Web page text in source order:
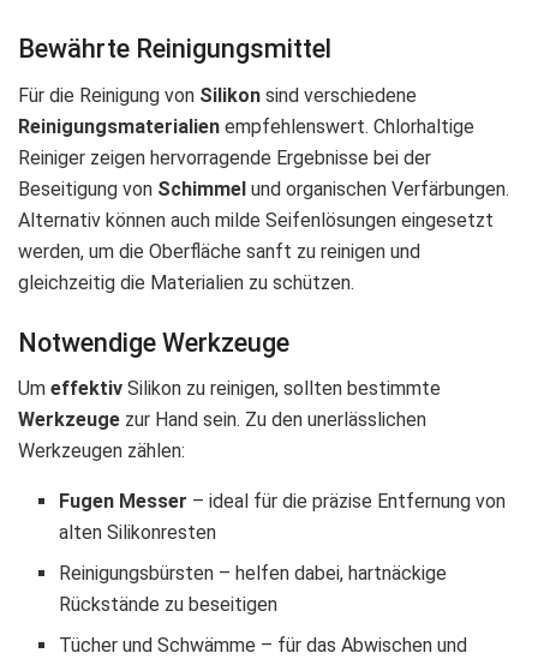
Bewährte Reinigungsmittel
Für die Reinigung von Silikon sind verschiedene
Reinigungsmaterialien empfehlenswert. Chlorhaltige
Reiniger zeigen hervorragende Ergebnisse bei der
Beseitigung von Schimmel und organischen Verfärbungen.
Alternativ können auch milde Seifenlösungen eingesetzt
werden, um die Oberfläche sanft zu reinigen und
gleichzeitig die Materialien zu schützen.
Notwendige Werkzeuge
Um effektiv Silikon zu reinigen, sollten bestimmte
Werkzeuge zur Hand sein. Zu den unerlässlichen
Werkzeugen zählen:
Fugen Messer – ideal für die präzise Entfernung von
alten Silikonresten
Reinigungsbürsten – helfen dabei, hartnäckige
Rückstände zu beseitigen
Tücher und Schwämme – für das Abwischen und